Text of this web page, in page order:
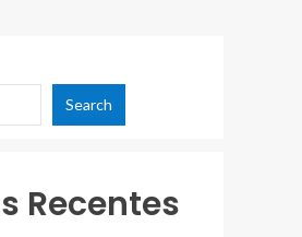
Search
Recentes